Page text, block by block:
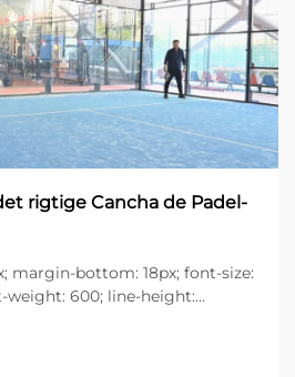
rigtige Cancha de Padel-
margin-bottom: 18px; font-size:
600; line-height: